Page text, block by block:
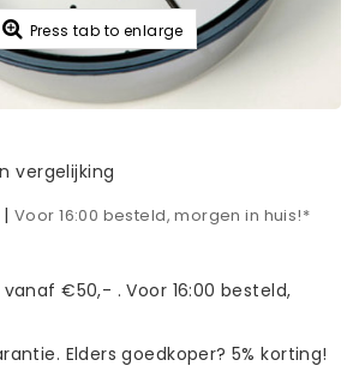
Press tab to enlarge
vergelijking
| Voor 16:00 besteld, morgen in huis!*
€50,- . Voor 16:00 besteld,
Elders goedkoper? 5% korting!